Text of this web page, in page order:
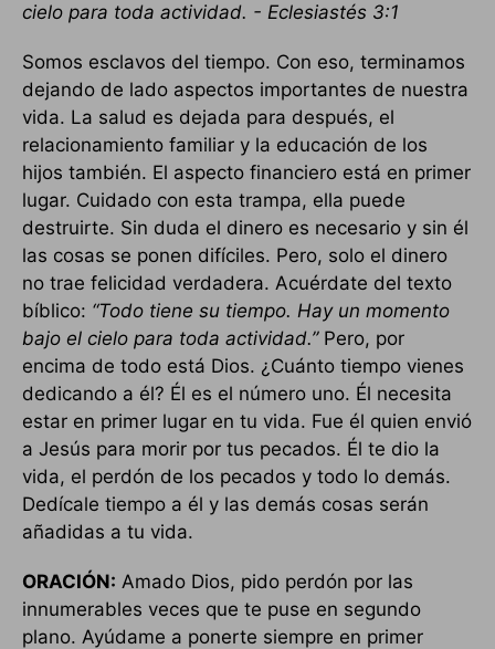
cielo para toda actividad. - Eclesiastés 3:1
Somos esclavos del tiempo. Con eso, terminamos
dejando de lado aspectos importantes de nuestra
vida. La salud es dejada para después, el
relacionamiento familiar y la educación de los
hijos también. El aspecto financiero está en primer
lugar. Cuidado con esta trampa, ella puede
destruirte. Sin duda el dinero es necesario y sin él
las cosas se ponen difíciles. Pero, solo el dinero
no trae felicidad verdadera. Acuérdate del texto
bíblico: “Todo tiene su tiempo. Hay un momento
bajo el cielo para toda actividad.”Pero, por
encima de todo está Dios. ¿Cuánto tiempo vienes
dedicando a él? Él es el número uno. Él necesita
estar en primer lugar en tu vida. Fue él quien envió
a Jesús para morir por tus pecados. Él te dio la
vida, el perdón de los pecados y todo lo demás.
Dedícale tiempo a él y las demás cosas serán
añadidas a tu vida.
ORACIÓN: Amado Dios, pido perdón por las
innumerables veces que te puse en segundo
plano. Ayúdame a ponerte siempre en primer